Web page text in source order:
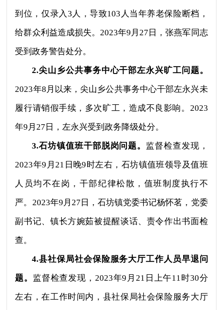
到位，仅录入3人，导致103人当年养老保险断档，
给群众利益造成损失。2023年9月27日，张燕军同志
受到政务警告处分。
2.尖山乡公共事务中心干部左永兴旷工问题。
2023年8月以来，尖山乡公共事务中心干部左永兴未
履行请销假手续，多次旷工，造成不良影响。2023
年9月27日，左永兴受到政务降级处分。
3.石坊镇值班干部脱岗问题。 监督检查发现，
2023年9月21日晚9时左右，石坊镇值班领导及值班
人员均不在岗，干部纪律松散，值班制度执行不
严。2023年9月27日，石坊镇党委书记杨怀茗，党委
副书记、镇长方婉茹被提醒谈话、责令作出书面检
查。
4.县社保局社会保险服务大厅工作人员早退问
题。
监督检查发现，2023年9月21日上午11时30分
左右，在工作时间内，县社保局社会保险服务大厅